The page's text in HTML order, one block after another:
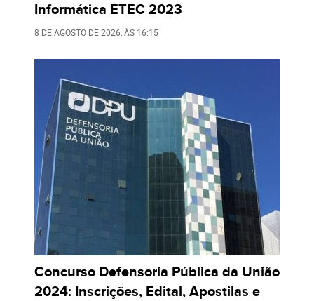
Informática ETEC 2023
8 DE AGOSTO DE 2026 , ÀS 16:15
Concurso Defensoria Pública da União
2024: Inscrições, Edital, Apostilas e